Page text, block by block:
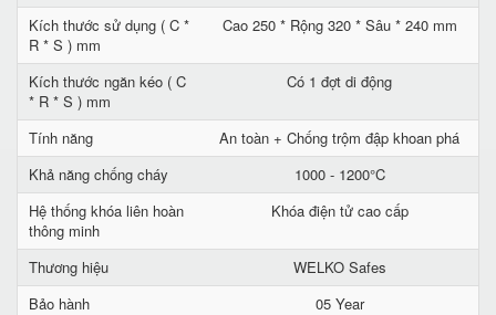
Kích thước sử dụng ( C *
R * S ) mm
Cao 250 * Rộng 320 * Sâu * 240 mm
Kích thước ngăn kéo ( C
* R * S ) mm
Có 1 đợt di động
Tính năng
An toàn + Chống trộm đập khoan phá
Khả năng chống cháy
1000 - 1200°C
Hệ thống khóa liên hoàn
thông minh
Khóa điện tử cao cấp
Thương hiệu
WELKO Safes
Bảo hành
05 Year